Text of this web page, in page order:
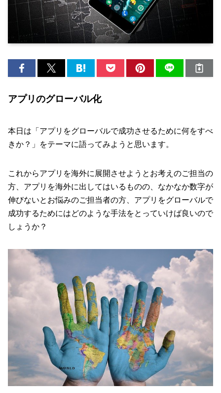
アプリのグローバル化
本日は「アプリをグローバルで成功させるために何をすべ
きか？」をテーマに語ってみようと思います。
これからアプリを海外に展開させようとお考えのご担当の
方、アプリを海外に出してはいるものの、なかなか数字が
伸びないとお悩みのご担当者の方、アプリをグローバルで
成功するためにはどのような手法をとっていけば良いので
しょうか？